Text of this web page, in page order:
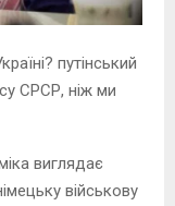
путінський
СРСР, ніж ми
виглядає
військову